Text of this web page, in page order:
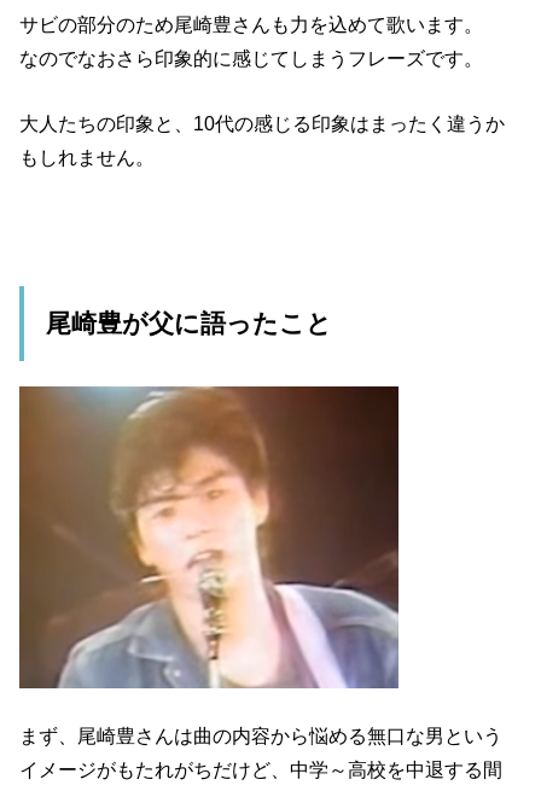
サビの部分のため尾崎豊さんも力を込めて歌います。
なのでなおさら印象的に感じてしまうフレーズです。
大人たちの印象と、10代の感じる印象はまったく違うか
もしれません。
尾崎豊が父に語ったこと
まず、尾崎豊さんは曲の内容から悩める無口な男という
イメージがもたれがちだけど、中学～高校を中退する間